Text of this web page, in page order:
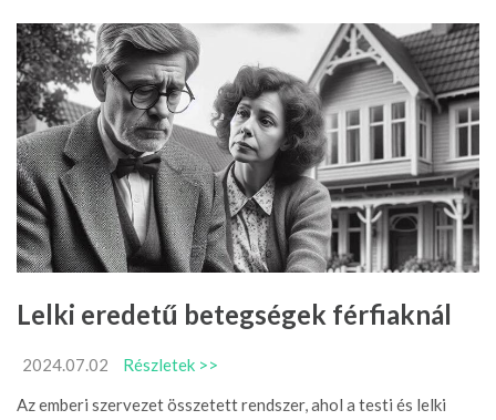
Lelki eredetű betegségek férfiaknál
2024.07.02
Részletek >>
Az emberi szervezet összetett rendszer, ahol a testi és lelki